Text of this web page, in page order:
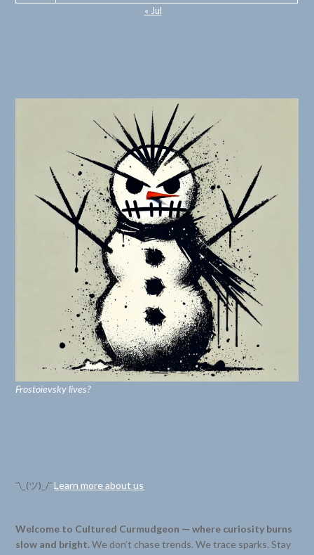
« Jul
Frostoïevsky lives?
¯\_(ツ)_/¯Learn more about us
Welcome to Cultured Curmudgeon — where curiosity burns
slow and bright.We don’t chase trends. We trace sparks. Stay